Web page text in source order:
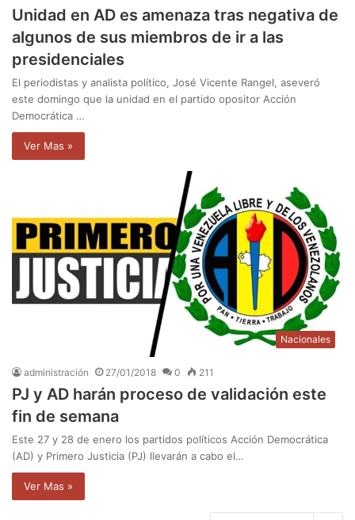
Unidad en AD es amenaza tras negativa de
algunos de sus miembros de ir a las
presidenciales
El periodistas y analista político, José Vicente Rangel, aseveró
este domingo que la unidad en el partido opositor Acción
Democrática …
Ver Mas »
Nacionales
administración 27/01/2018 0 211
PJ y AD harán proceso de validación este
fin de semana
Este 27 y 28 de enero los partidos políticos Acción Democrática
(AD) y Primero Justicia (PJ) llevarán a cabo el…
Ver Mas »